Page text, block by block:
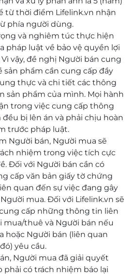
từ thời điểm Lifelink.vn nhận
phía người dùng.
và nghiêm túc thực hiện
pháp luật về bảo vệ quyền lợi
vậy, đề nghị Người bán cung
sản phẩm cần cung cấp đầy
thực và chi tiết các thông
sản phẩm của mình. Mọi hành
trong việc cung cấp thông
bị lên án và phải chịu hoàn
trước pháp luật.
Người bán, Người mua sẽ
nhiệm trong việc tích cực
Đối với Người bán cần có
cấp văn bản giấy tờ chứng
quan đến sự việc đang gây
mua. Đối với Lifelink.vn sẽ
cấp những thông tin liên
mua/thuê và Người bán nếu
hoặc Người bán (liên quan
yêu cầu.
Người mua đã giải quyết
phải có trách nhiệm báo lại